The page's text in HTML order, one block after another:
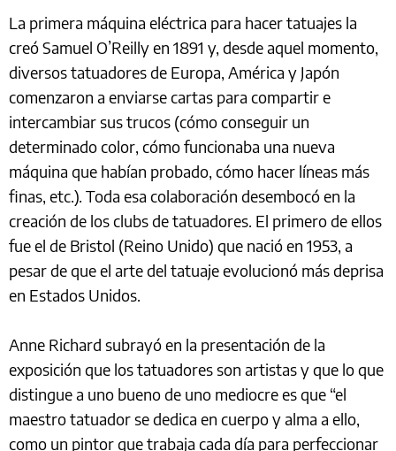
La primera máquina eléctrica para hacer tatuajes la
creó Samuel O’Reilly en 1891 y, desde aquel momento,
diversos tatuadores de Europa, América y Japón
comenzaron a enviarse cartas para compartir e
intercambiar sus trucos (cómo conseguir un
determinado color, cómo funcionaba una nueva
máquina que habían probado, cómo hacer líneas más
finas, etc.). Toda esa colaboración desembocó en la
creación de los clubs de tatuadores. El primero de ellos
fue el de Bristol (Reino Unido) que nació en 1953, a
pesar de que el arte del tatuaje evolucionó más deprisa
en Estados Unidos.
Anne Richard subrayó en la presentación de la
exposición que los tatuadores son artistas y que lo que
distingue a uno bueno de uno mediocre es que “el
maestro tatuador se dedica en cuerpo y alma a ello,
como un pintor que trabaja cada día para perfeccionar